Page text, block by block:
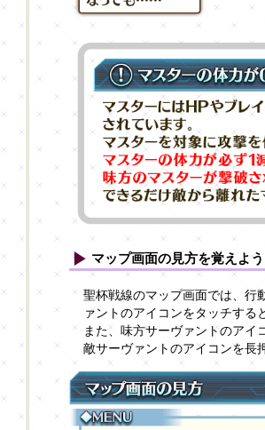
マップ画面の見方を覚えよう
聖杯戦線のマップ画面では、行
ァントのアイコンをタッチす
また、味方サーヴァントのアイ
敵サーヴァントのアイコンを長